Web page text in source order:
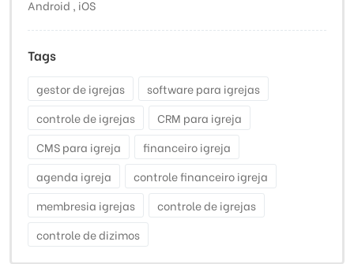
Android , iOS
Tags
gestor de igrejas
software para igrejas
controle de igrejas
CRM para igreja
CMS para igreja
financeiro igreja
agenda igreja
controle financeiro igreja
membresia igrejas
controle de igrejas
controle de dizimos